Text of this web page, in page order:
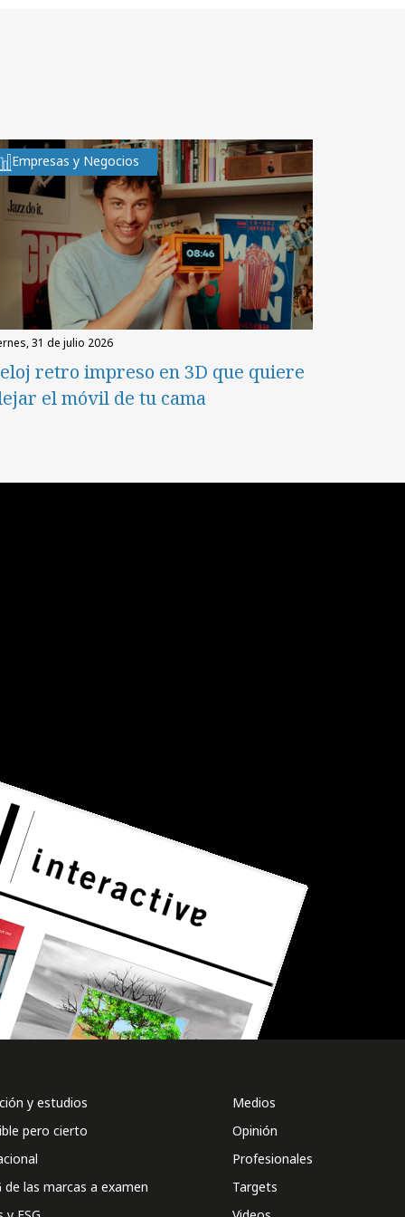
Empresas y Negocios
31 de julio 2026
retro impreso en 3D que quiere
el móvil de tu cama
y estudios
pero cierto
de las marcas a examen
Medios
Opinión
Profesionales
Targets